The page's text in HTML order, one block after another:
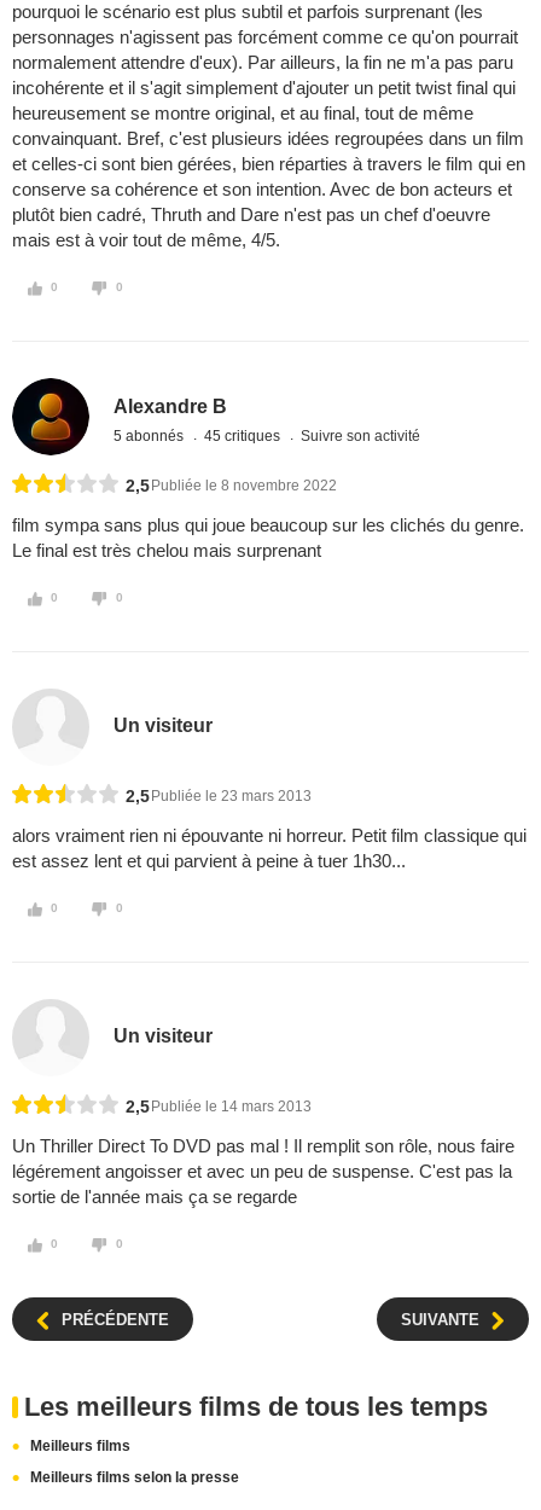
pourquoi le scénario est plus subtil et parfois surprenant (les
personnages n'agissent pas forcément comme ce qu'on pourrait
normalement attendre d'eux). Par ailleurs, la fin ne m'a pas paru
incohérente et il s'agit simplement d'ajouter un petit twist final qui
heureusement se montre original, et au final, tout de même
convainquant. Bref, c'est plusieurs idées regroupées dans un film
et celles-ci sont bien gérées, bien réparties à travers le film qui en
conserve sa cohérence et son intention. Avec de bon acteurs et
plutôt bien cadré, Thruth and Dare n'est pas un chef d'oeuvre
mais est à voir tout de même, 4/5.
0 0
Alexandre B
5 abonnés 45 critiques Suivre son activité
2,5 Publiée le 8 novembre 2022
film sympa sans plus qui joue beaucoup sur les clichés du genre.
Le final est très chelou mais surprenant
0 0
Un visiteur
2,5 Publiée le 23 mars 2013
alors vraiment rien ni épouvante ni horreur. Petit film classique qui
est assez lent et qui parvient à peine à tuer 1h30...
0 0
Un visiteur
2,5 Publiée le 14 mars 2013
Un Thriller Direct To DVD pas mal ! Il remplit son rôle, nous faire
légérement angoisser et avec un peu de suspense. C'est pas la
sortie de l'année mais ça se regarde
0 0
PRÉCÉDENTE SUIVANTE
Les meilleurs films de tous les temps
Meilleurs films
Meilleurs films selon la presse